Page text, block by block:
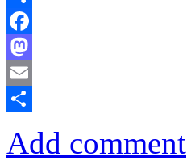
Compartir
Facebook
Mastodon
Email
Add comment